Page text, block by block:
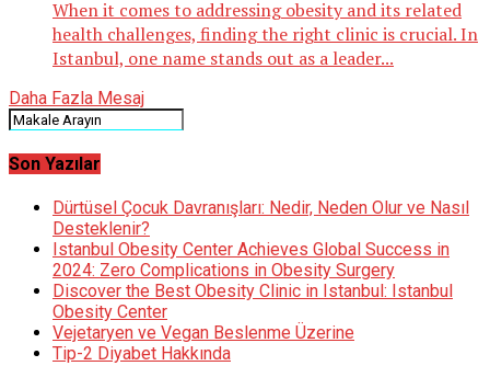
When it comes to addressing obesity and its related
health challenges, finding the right clinic is crucial. In
Istanbul, one name stands out as a leader...
Daha Fazla Mesaj
Son Yazılar
Dürtüsel Çocuk Davranışları: Nedir, Neden Olur ve Nasıl
Desteklenir?
Istanbul Obesity Center Achieves Global Success in
2024: Zero Complications in Obesity Surgery
Discover the Best Obesity Clinic in Istanbul: Istanbul
Obesity Center
Vejetaryen ve Vegan Beslenme Üzerine
Tip-2 Diyabet Hakkında